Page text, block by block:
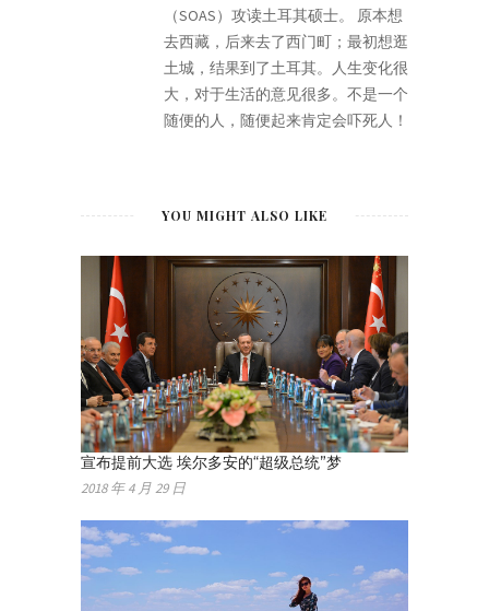
（SOAS）攻读土耳其硕士。 原本想
去西藏，后来去了西门町；最初想逛
土城，结果到了土耳其。人生变化很
大，对于生活的意见很多。不是一个
随便的人，随便起来肯定会吓死人！
YOU MIGHT ALSO LIKE
宣布提前大选 埃尔多安的“超级总统”梦
2018 年 4 月 29 日